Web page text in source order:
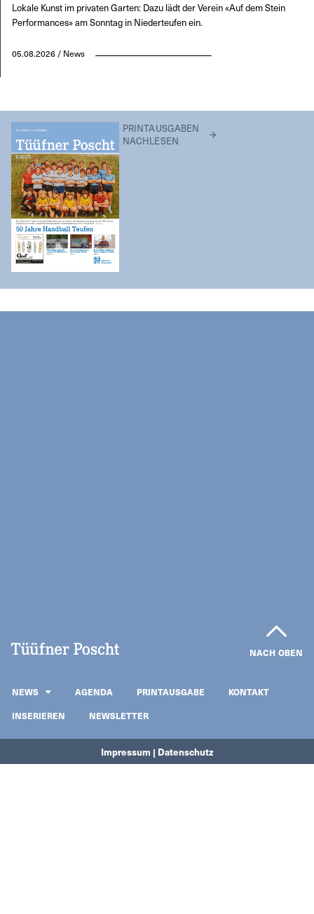
Lokale Kunst im privaten Garten: Dazu lädt der Verein «Auf dem Stein
Performances» am Sonntag in Niederteufen ein.
05.08.2026 / News
PRINTAUSGABEN
NACHLESEN
NACH OBEN
NEWS AGENDA PRINTAUSGABE
KONTAKT
INSERIEREN
NEWSLETTER
Impressum | Datenschutz